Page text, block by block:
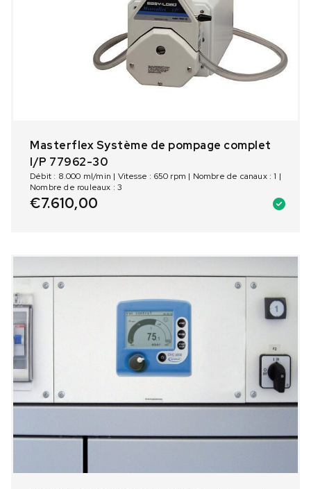
Masterflex Système de pompage complet
I/P 77962-30
Débit : 8.000 ml/min | Vitesse : 650 rpm | Nombre de canaux : 1 |
Nombre de rouleaux : 3
€7.610,00